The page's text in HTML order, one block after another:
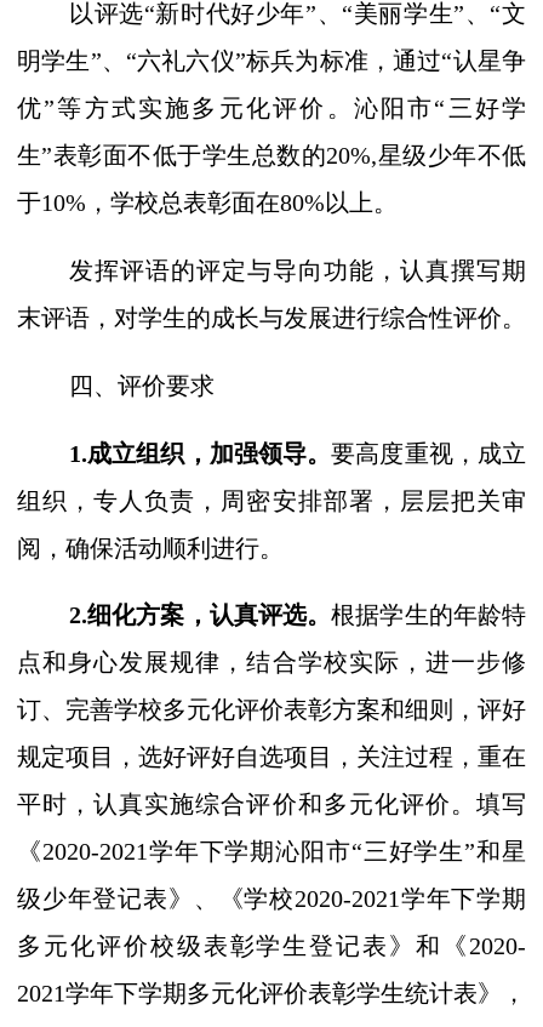
以评选“新时代好少年”、 “美丽学生”、 “文
明学生”、 “六礼六仪”标兵为标准，通过“认星争
优”等方式实施多元化评价。沁阳市“三好学
生”表彰面不低于学生总数的20%,星级少年不低
于10%，学校总表彰面在80%以上。
发挥评语的评定与导向功能，认真撰写期
末评语，对学生的成长与发展进行综合性评价。
四、评价要求
1.成立组织，加强领导。要高度重视，成立
组织，专人负责，周密安排部署，层层把关审
阅，确保活动顺利进行。
2.细化方案，认真评选。根据学生的年龄特
点和身心发展规律，结合学校实际，进一步修
订、完善学校多元化评价表彰方案和细则，评好
规定项目，选好评好自选项目，关注过程，重在
平时，认真实施综合评价和多元化评价。填写
《2020-2021学年下学期沁阳市“三好学生”和星
级少年登记表》、《学校2020-2021学年下学期
多元化评价校级表彰学生登记表》和《2020-
2021学年下学期多元化评价表彰学生统计表》，